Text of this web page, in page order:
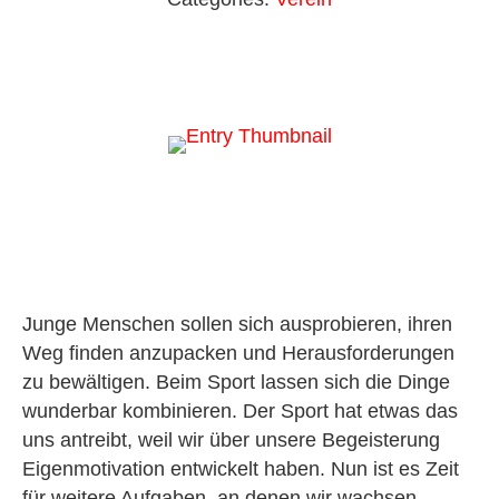
Junge Menschen sollen sich ausprobieren, ihren
Weg finden anzupacken und Herausforderungen
zu bewältigen. Beim Sport lassen sich die Dinge
wunderbar kombinieren. Der Sport hat etwas das
uns antreibt, weil wir über unsere Begeisterung
Eigenmotivation entwickelt haben. Nun ist es Zeit